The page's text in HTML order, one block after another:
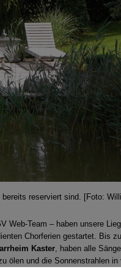
reserviert sind. [Foto:
Web-Team – haben unsere
Chorferien gestartet. Bis
Kaster, haben alle
ölen und die Sonnenstrahlen in
wie diese“ kommt